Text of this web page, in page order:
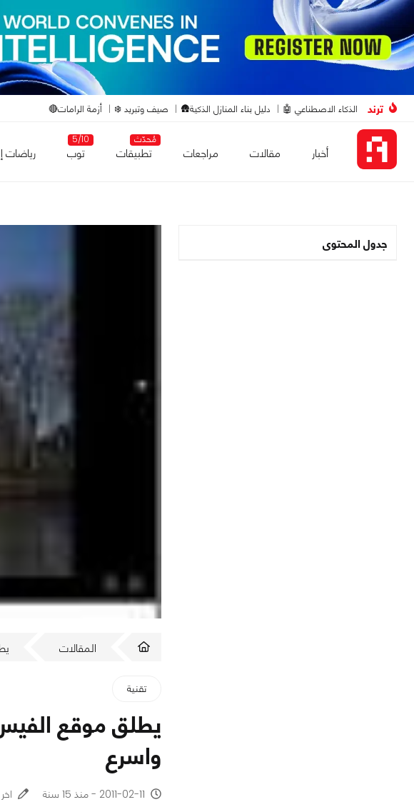
ترند الذكاء الاصطناعي 🤖 دليل بناء المنازل الذكية🛖 صيف وتبريد ❄️ أزمة الرامات🔴
أخبار مقالات مراجعات
مُحدّث
تطبيقات
5/10
توب رياضات
جدول المحتوى
المقالات
تقنية
يطلق موقع
واسرع
2011-02-11 - منذ 15 سنة اخر